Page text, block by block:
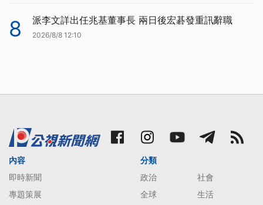
8 派李文詳出任兆基董事長 兩日後宏碁發重訊辭職
2026/8/8 12:10
內容
即時新聞
專題策展
分類
政治
社會
全球
生活